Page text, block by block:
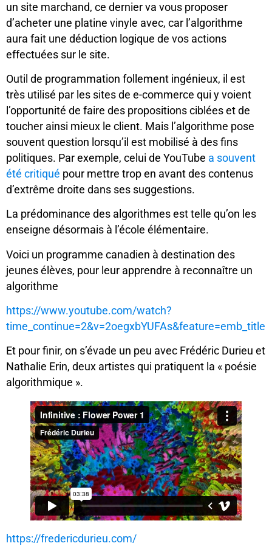
un site marchand, ce dernier va vous proposer
d’acheter une platine vinyle avec, car l’algorithme
aura fait une déduction logique de vos actions
effectuées sur le site.
Outil de programmation follement ingénieux, il est
très utilisé par les sites de e-commerce qui y voient
l’opportunité de faire des propositions ciblées et de
toucher ainsi mieux le client. Mais l’algorithme pose
souvent question lorsqu’il est mobilisé à des fins
politiques. Par exemple, celui de YouTube a souvent
été critiqué pour mettre trop en avant des contenus
d’extrême droite dans ses suggestions.
La prédominance des algorithmes est telle qu’on les
enseigne désormais à l’école élémentaire.
Voici un programme canadien à destination des
jeunes élèves, pour leur apprendre à reconnaître un
algorithme
https://www.youtube.com/watch?
time_continue=2&v=2oegxbYUFAs&feature=emb_title
Et pour finir, on s’évade un peu avec Frédéric Durieu et
Nathalie Erin, deux artistes qui pratiquent la « poésie
algorithmique ».
https://fredericdurieu.com/